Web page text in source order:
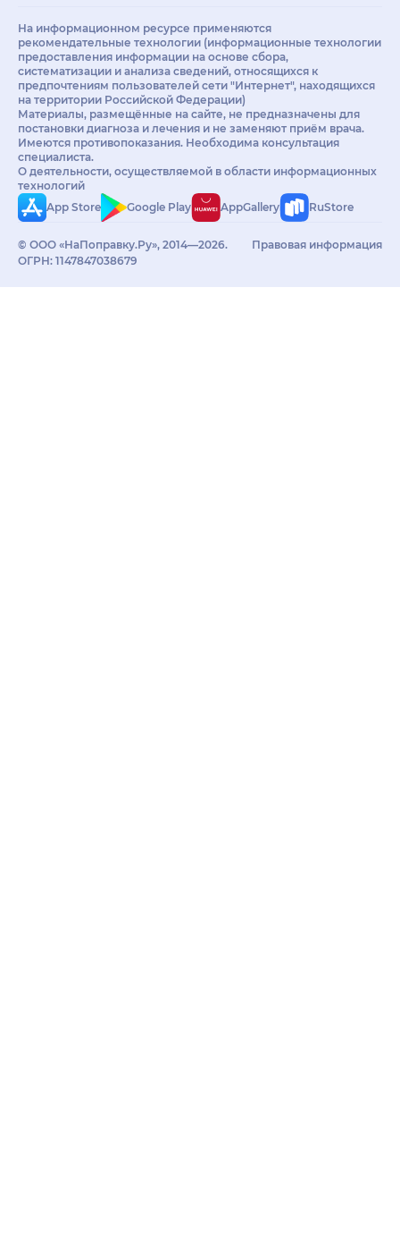
На информационном ресурсе применяются
рекомендательные технологии (информационные технологии
предоставления информации на основе сбора,
систематизации и анализа сведений, относящихся к
предпочтениям пользователей сети "Интернет", находящихся
на территории Российской Федерации)
Материалы, размещённые на сайте, не предназначены для
постановки диагноза и лечения и не заменяют приём врача.
Имеются противопоказания. Необходима консультация
специалиста.
О деятельности, осуществляемой в области информационных
технологий
App Store
Google Play AppGallery RuStore
© ООО «НаПоправку.Ру», 2014—2026.
ОГРН: 1147847038679
Правовая информация